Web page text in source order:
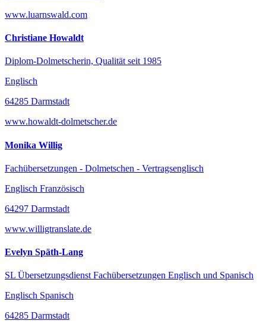
www.luarnswald.com
Christiane Howaldt
Diplom-Dolmetscherin, Qualität seit 1985
Englisch
64285 Darmstadt
www.howaldt-dolmetscher.de
Monika Willig
Fachübersetzungen - Dolmetschen - Vertragsenglisch
Englisch Französisch
64297 Darmstadt
www.willigtranslate.de
Evelyn Späth-Lang
SL Übersetzungsdienst Fachübersetzungen Englisch und Spanisch
Englisch Spanisch
64285 Darmstadt